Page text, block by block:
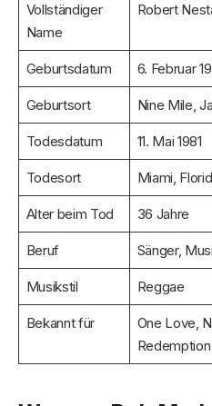
Vollständiger
Name
Robert
Geburtsdatum 6. Februar
Geburtsort Nine Mile,
Todesdatum 11. Mai 1981
Todesort Miami,
Alter beim Tod 36 Jahre
Beruf Sänger,
Musikstil Reggae
Bekannt für
One Love,